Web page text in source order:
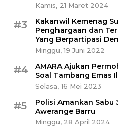
Kamis, 21 Maret 2024
#3
Kakanwil Kemenag
Penghargaan dan
Yang Berpartipasi
Minggu, 19 Juni 2022
#4
AMARA Ajukan
Soal Tambang Emas
Selasa, 16 Mei 2023
#5
Polisi Amankan Sabu
Awerange Barru
Minggu, 28 April 2024